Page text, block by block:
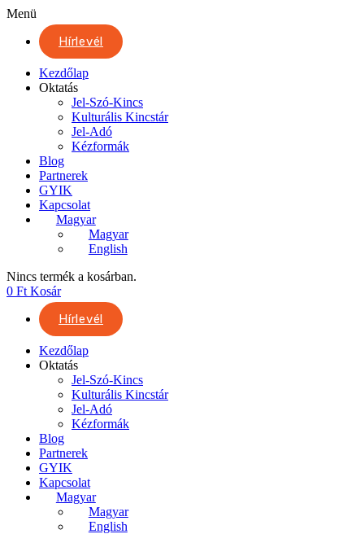
Menü
Hírlevél
Kezdőlap
Oktatás
Jel-Szó-Kincs
Kulturális Kincstár
Jel-Adó
Kézformák
Blog
Partnerek
GYIK
Kapcsolat
Magyar
Magyar
English
Nincs termék a kosárban.
0 Ft Kosár
Hírlevél
Kezdőlap
Oktatás
Jel-Szó-Kincs
Kulturális Kincstár
Jel-Adó
Kézformák
Blog
Partnerek
GYIK
Kapcsolat
Magyar
Magyar
English